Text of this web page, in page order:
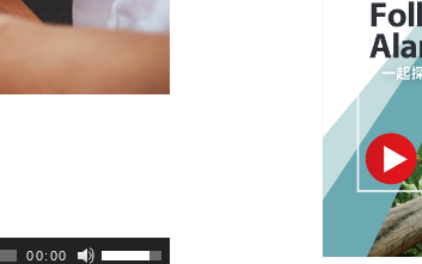
00:00